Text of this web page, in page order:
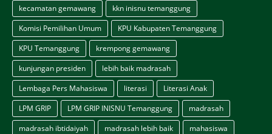
kecamatan gemawang
kkn inisnu temanggung
Komisi Pemilihan Umum
KPU Kabupaten Temanggung
KPU Temanggung
krempong gemawang
kunjungan presiden
lebih baik madrasah
Lembaga Pers Mahasiswa
literasi
Literasi Anak
LPM GRIP
LPM GRIP INISNU Temanggung
madrasah
madrasah ibtidaiyah
madrasah lebih baik
mahasiswa